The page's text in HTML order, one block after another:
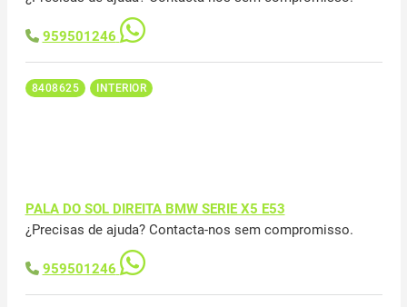
959501246
8408625 INTERIOR
PALA DO SOL DIREITA BMW SERIE X5 E53
¿Precisas de ajuda? Contacta-nos sem compromisso.
959501246